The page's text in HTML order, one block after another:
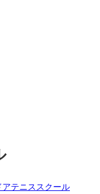
テニススクール